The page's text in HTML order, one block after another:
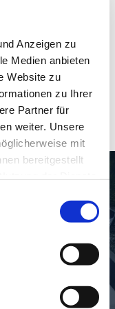
Anzeigen zu
Medien anbieten
Website zu
zu Ihrer
Partner für
weiter. Unsere
mit
bereitgestellt
ein
wechselnden
und
Ihr Whirlpool in
im Wasser